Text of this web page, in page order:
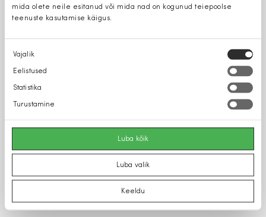
mida olete neile esitanud või mida nad on kogunud teiepoolse
teenuste kasutamise käigus.
Nõusoleku
valik
Vajalik
Eelistused
Statistika
Turustamine
Luba kõik
Luba valik
Keeldu